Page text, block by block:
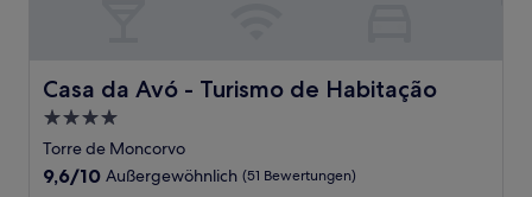
Casa da Avó - Turismo de Habitação
Casa da Avó - Turismo de Habitação
4.0-
Sterne-
Unterkunft
Torre de Moncorvo
9.6
9,6/10 Außergewöhnlich (51 Bewertungen)